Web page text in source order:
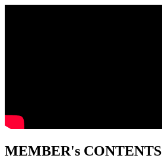
MEMBER's CONTENTS